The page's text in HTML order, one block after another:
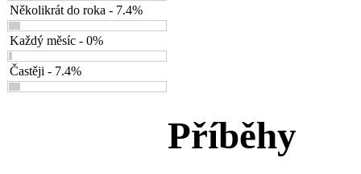
Několikrát do roka - 7.4%
Každý měsíc - 0%
Častěji - 7.4%
Příběhy